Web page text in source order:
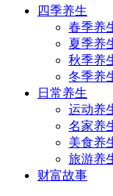
四季养生
春季养
夏季养
秋季养
冬季养
日常养生
运动养
名家养
美食养
旅游养
财富故事